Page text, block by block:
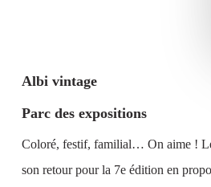
Albi vintage
Parc des expositions
Coloré, festif, familial… On aime !
son retour pour la 7e édition en